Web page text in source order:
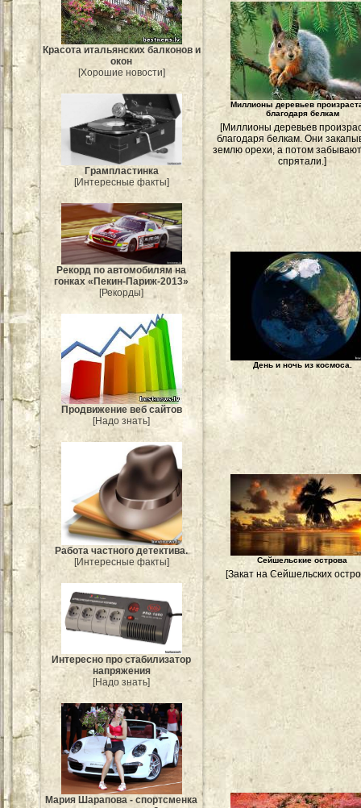
Красота итальянских балконов и
окон
[Хорошие новости]
Грампластинка
[Интересные факты]
Рекорд по автомобилям на
гонках «Пекин-Париж-2013»
[Рекорды]
Продвижение веб сайтов
[Надо знать]
Работа частного детектива.
[Интересные факты]
Интересно про стабилизатор
напряжения
[Надо знать]
Мария Шарапова - спортсменка
Миллионы деревьев
благодаря белкам
[Миллионы деревьев
благодаря белкам. Они
землю орехи, а потом
спрятали.]
День и ночь из космоса.
Сейшельские острова
[Закат на Сейшельских